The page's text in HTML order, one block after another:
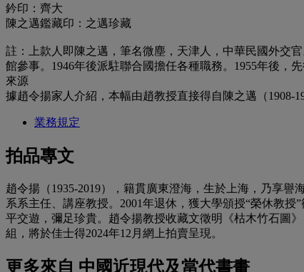
鈐印：齊大
陳之邁鑑藏印：之邁珍藏
註：上款人即陳之邁，筆名微塵，天津人，中華民國外交
館參事。1946年後派駐聯合國擔任各種職務。1955年後，
來源
據趙令揚家人介紹，本幅由趙教授直接得自陳之邁（1908-
業務規定
拍品專文
趙令揚（1935-2019），籍貫廣東澄海，生於上海，乃享
系系主任、講座教授。2001年退休，獲大學頒授“榮休教
平交遊，彌足珍貴。趙令揚教授收藏文徵明《枯木竹石圖
組，將於佳士得2024年12月網上拍賣呈現。
更多來自 中國近現代及當代書畫